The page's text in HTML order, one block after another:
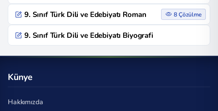
9. Sınıf Türk Dili ve Edebiyatı Roman 8 Çözülme
9. Sınıf Türk Dili ve Edebiyatı Biyografi
Künye
Hakkımızda